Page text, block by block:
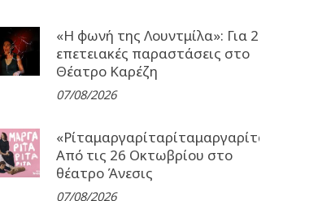
«Η φωνή της Λουντμίλα»: Για 2
επετειακές παραστάσεις στο
Θέατρο Καρέζη
07/08/2026
Από τις 26 Οκτωβρίου στο
θέατρο Άνεσις
07/08/2026